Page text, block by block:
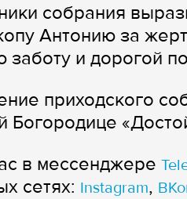
собрания
Антонию за
заботу и дорогой
приходского
Богородице
в мессенджере
сетях: Instagram,